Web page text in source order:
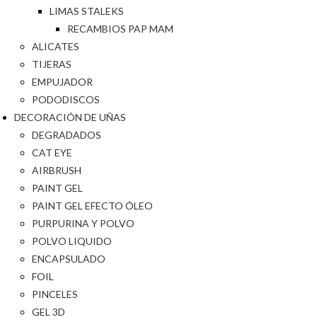
LIMAS STALEKS
RECAMBIOS PAP MAM
ALICATES
TIJERAS
EMPUJADOR
PODODISCOS
DECORACIÓN DE UÑAS
DEGRADADOS
CAT EYE
AIRBRUSH
PAINT GEL
PAINT GEL EFECTO ÓLEO
PURPURINA Y POLVO
POLVO LIQUIDO
ENCAPSULADO
FOIL
PINCELES
GEL 3D